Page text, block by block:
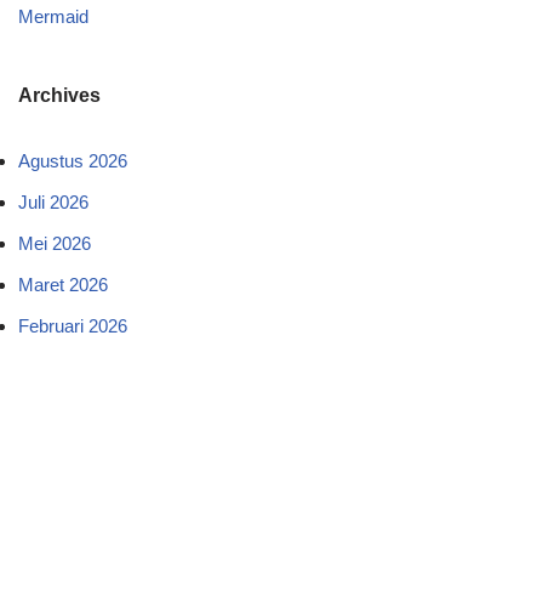
Mermaid
Archives
Agustus 2026
Juli 2026
Mei 2026
Maret 2026
Februari 2026